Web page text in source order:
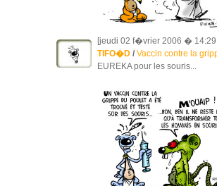
[jeudi 02 f�vrier 2006 �
TIFO�D/ Vaccin contre la
EUREKA pour les souris...